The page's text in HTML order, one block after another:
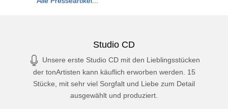
Studio CD
Unsere erste Studio CD mit den Lieblingsstücken
der tonArtisten kann käuflich erworben werden. 15
Stücke, mit sehr viel Sorgfalt und Liebe zum Detail
ausgewählt und produziert.